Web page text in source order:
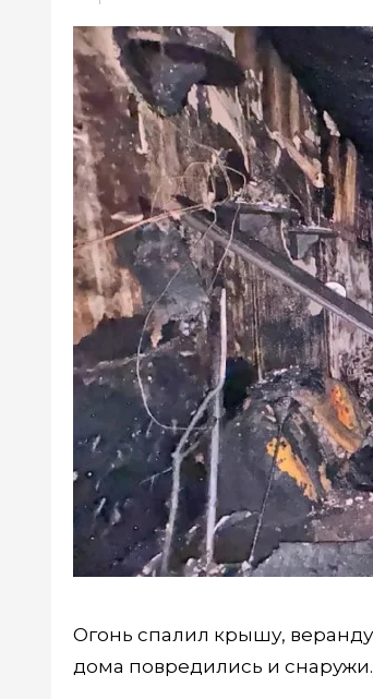
Огонь спалил крышу,
дома повредились и снаружи.